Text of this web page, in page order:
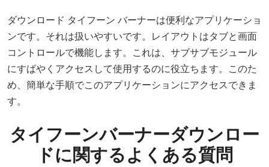
ダウンロード タイフーン バーナーは便利なアプリケーショ
ンです。それは扱いやすいです。レイアウトはタブと画面
コントロールで機能します。これは、サブサブモジュール
にすばやくアクセスして使用するのに役立ちます。このた
め、簡単な手順でこのアプリケーションにアクセスできま
す。
タイフーンバーナーダウンロー
ドに関するよくある質問